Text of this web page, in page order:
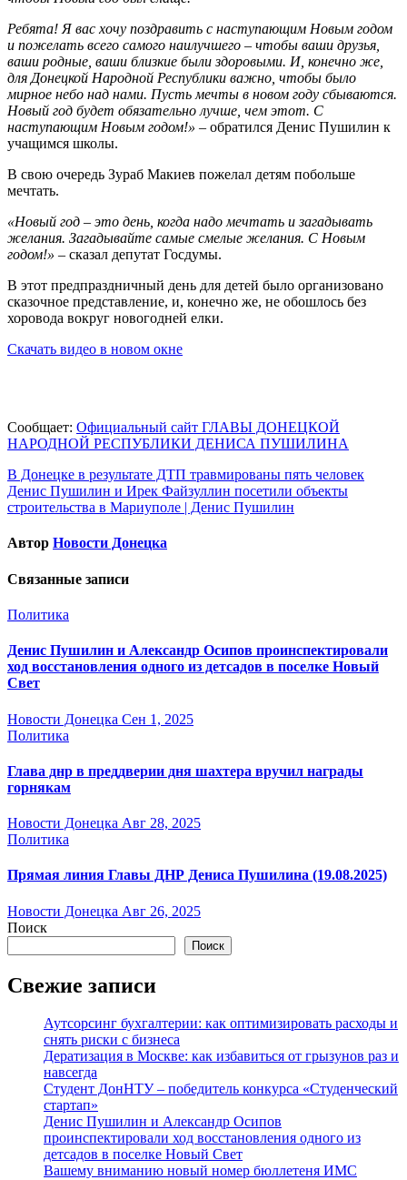
Ребята! Я вас хочу поздравить с наступающим Новым годом
и пожелать всего самого наилучшего – чтобы ваши друзья,
ваши родные, ваши близкие были здоровыми. И, конечно же,
для Донецкой Народной Республики важно, чтобы было
мирное небо над нами. Пусть мечты в новом году сбываются.
Новый год будет обязательно лучше, чем этот. С
наступающим Новым годом!» – обратился Денис Пушилин к
учащимся школы.
В свою очередь Зураб Макиев пожелал детям побольше
мечтать.
«Новый год – это день, когда надо мечтать и загадывать
желания. Загадывайте самые смелые желания. С Новым
годом!» – сказал депутат Госдумы.
В этот предпраздничный день для детей было организовано
сказочное представление, и, конечно же, не обошлось без
хоровода вокруг новогодней елки.
Скачать видео в новом окне
Сообщает: Официальный сайт ГЛАВЫ ДОНЕЦКОЙ
НАРОДНОЙ РЕСПУБЛИКИ ДЕНИСА ПУШИЛИНА
Навигация
по
В Донецке в результате ДТП травмированы пять человек
Денис Пушилин и Ирек Файзуллин посетили объекты
строительства в Мариуполе | Денис Пушилин
Автор Новости Донецка
Связанные записи
Политика
Денис Пушилин и Александр Осипов проинспектировали
ход восстановления одного из детсадов в поселке Новый
Свет
Новости Донецка Сен 1, 2025
Политика
Глава днр в преддверии дня шахтера вручил награды
горнякам
Новости Донецка Авг 28, 2025
Политика
Прямая линия Главы ДНР Дениса Пушилина (19.08.2025)
Новости Донецка Авг 26, 2025
Поиск
Поиск
Свежие записи
Аутсорсинг бухгалтерии: как оптимизировать расходы и
снять риски с бизнеса
Дератизация в Москве: как избавиться от грызунов раз и
навсегда
Студент ДонНТУ – победитель конкурса «Студенческий
стартап»
Денис Пушилин и Александр Осипов
проинспектировали ход восстановления одного из
детсадов в поселке Новый Свет
Вашему вниманию новый номер бюллетеня ИМС